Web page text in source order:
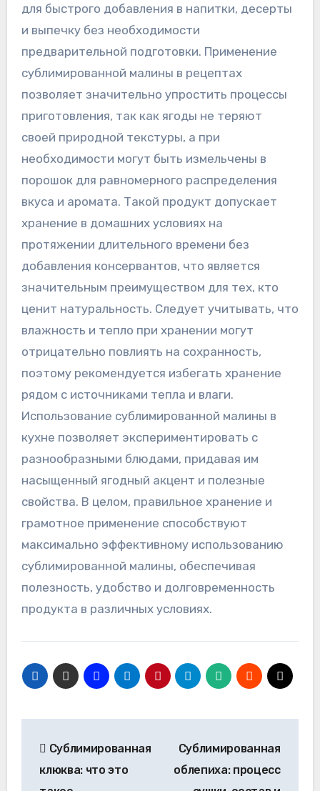
для быстрого добавления в напитки, десерты
и выпечку без необходимости
предварительной подготовки. Применение
сублимированной малины в рецептах
позволяет значительно упростить процессы
приготовления, так как ягоды не теряют
своей природной текстуры, а при
необходимости могут быть измельчены в
порошок для равномерного распределения
вкуса и аромата. Такой продукт допускает
хранение в домашних условиях на
протяжении длительного времени без
добавления консервантов, что является
значительным преимуществом для тех, кто
ценит натуральность. Следует учитывать, что
влажность и тепло при хранении могут
отрицательно повлиять на сохранность,
поэтому рекомендуется избегать хранение
рядом с источниками тепла и влаги.
Использование сублимированной малины в
кухне позволяет экспериментировать с
разнообразными блюдами, придавая им
насыщенный ягодный акцент и полезные
свойства. В целом, правильное хранение и
грамотное применение способствуют
максимально эффективному использованию
сублимированной малины, обеспечивая
полезность, удобство и долговременность
продукта в различных условиях.
по
Сублимированная
клюква: что это
Сублимированная
облепиха: процесс